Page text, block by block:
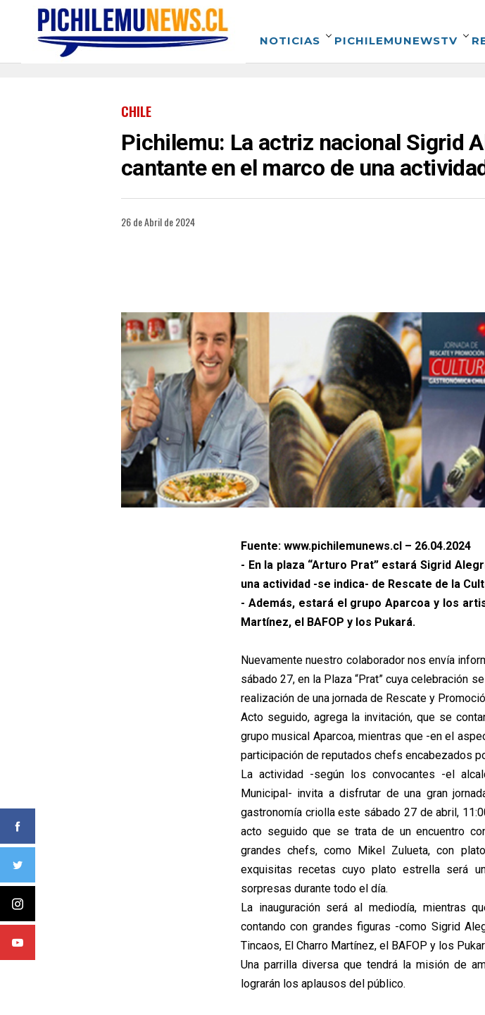
NOTICIAS PICHILEMUNEWSTV
CHILE
Pichilemu: La actriz nacional Sigrid
cantante en el marco de una
26 de Abril de 2024
Fuente: www.pichilemunews.cl – 26.04.2024
- En la plaza “Arturo Prat” estará Sigrid
una actividad -se indica- de Rescate de la
- Además, estará el grupo Aparcoa y los
Martínez, el BAFOP y los Pukará.
Nuevamente nuestro colaborador nos envía
sábado 27, en la Plaza “Prat” cuya celebración
realización de una jornada de Rescate y
Acto seguido, agrega la invitación, que se
grupo musical Aparcoa, mientras que -en el
participación de reputados chefs encabezados
La actividad -según los convocantes -el
Municipal- invita a disfrutar de una gran
gastronomía criolla este sábado 27 de abril,
acto seguido que se trata de un encuentro
grandes chefs, como Mikel Zulueta, con
exquisitas recetas cuyo plato estrella será
sorpresas durante todo el día.
La inauguración será al mediodía, mientras
contando con grandes figuras -como Sigrid
Tincaos, El Charro Martínez, el BAFOP y los
Una parrilla diversa que tendrá la misión de
lograrán los aplausos del público.